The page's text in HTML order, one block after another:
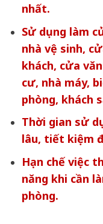
nhất.
Sử dụng làm
nhà vệ sinh,
khách, cửa
cư, nhà máy,
phòng, khách
Thời gian sử
lâu, tiết kiệm
Hạn chế việc
năng khi cần
phòng.